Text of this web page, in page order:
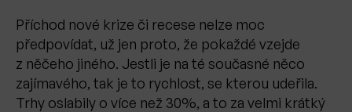
Příchod nové krize či recese nelze moc
předpovídat, už jen proto, že pokaždé vzejde
z něčeho jiného. Jestli je na té současné něco
zajímavého, tak je to rychlost, se kterou udeřila.
Trhy oslabily o více než 30%, a to za velmi krátký